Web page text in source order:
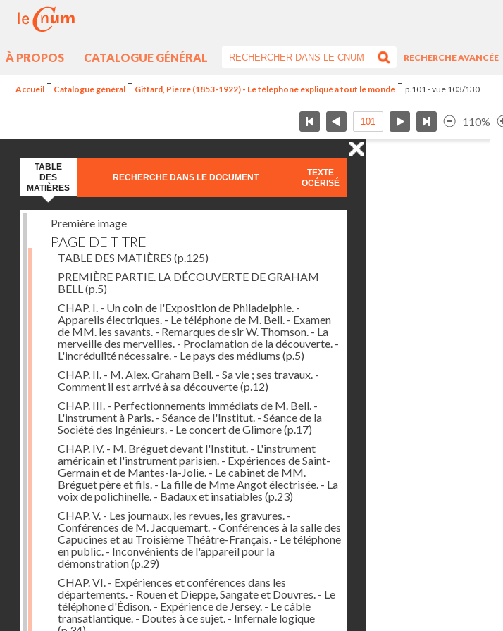
À PROPOS CATALOGUE GÉNÉRAL
RECHERCHE AVANCÉE
Accueil Catalogue général Giffard, Pierre (1853-1922) - Le téléphone expliqué à tout le monde p.101 - vue 103/130
110%
TABLE
DES
MATIÈRES
RECHERCHE DANS LE DOCUMENT
TEXTE
OCÉRISÉ
Première image
PAGE DE TITRE
TABLE DES MATIÈRES (p.125)
PREMIÈRE PARTIE. LA DÉCOUVERTE DE GRAHAM
BELL(p.5)
CHAP. I. - Un coin de l'Exposition de Philadelphie. -
Appareils électriques. - Le téléphone de M. Bell. - Examen
de MM. les savants. - Remarques de sir W. Thomson. - La
merveille des merveilles. - Proclamation de la découverte. -
L'incrédulité nécessaire. - Le pays des médiums (p.5)
CHAP. II. - M. Alex. Graham Bell. - Sa vie ; ses travaux. -
Comment il est arrivé à sa découverte(p.12)
CHAP. III. - Perfectionnements immédiats de M. Bell. -
L'instrument à Paris. - Séance de l'Institut. - Séance de la
Société des Ingénieurs. - Le concert de Glimore(p.17)
CHAP. IV. - M. Bréguet devant l'Institut. - L'instrument
américain et l'instrument parisien. - Expériences de Saint-
Germain et de Mantes-la-Jolie. - Le cabinet de MM.
Bréguet père et fils. - La fille de Mme Angot électrisée. - La
voix de polichinelle. - Badaux et insatiables (p.23)
CHAP. V. - Les journaux, les revues, les gravures. -
Conférences de M. Jacquemart. - Conférences à la salle des
Capucines et au Troisième Théâtre-Français. - Le téléphone
en public. - Inconvénients de l'appareil pour la
démonstration(p.29)
CHAP. VI. - Expériences et conférences dans les
départements. - Rouen et Dieppe, Sangate et Douvres. - Le
téléphone d'Édison. - Expérience de Jersey. - Le câble
transatlantique. - Doutes à ce sujet. - Infernale logique